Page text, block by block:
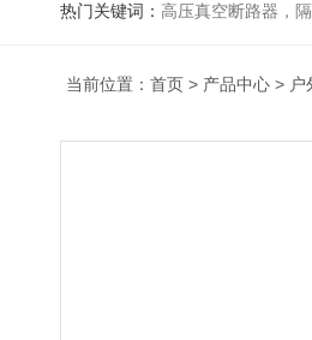
热门关键词： 高压真空断路器，
当前位置： 首页 > 产品中心 > 户